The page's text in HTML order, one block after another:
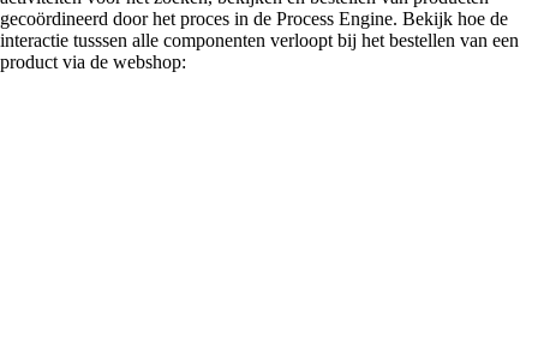
gecoördineerd door het proces in de Process Engine. Bekijk hoe de
interactie tusssen alle componenten verloopt bij het bestellen van een
product via de webshop: